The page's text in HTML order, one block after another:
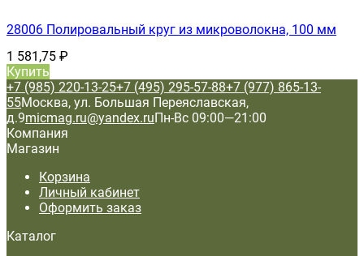
28006 Полировальный круг из микроволокна, 100 мм
1 581,75 ₽
Купить
+7 (985) 220-13-25+7 (495) 295-57-88+7 (977) 865-13-
55Москва, ул. Большая Переяславская,
д.9micmag.ru@yandex.ruПн-Вс 09:00—21:00
Компания
Магазин
Корзина
Личный кабинет
Оформить заказ
Каталог